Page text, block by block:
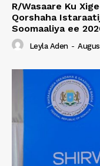
R/Wasaare Ku
Qorshaha
Soomaaliya ee
Leyla Aden -